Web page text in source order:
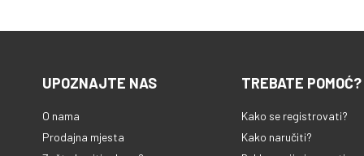
UPOZNAJTE NAS
O nama
Prodajna mjesta
TREBATE POMOĆ?
Kako se registrovati?
Kako naručiti?